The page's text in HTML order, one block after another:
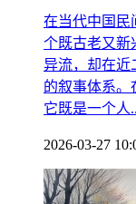
在当代中国民
个既古老又新
异流，却在近
的叙事体系
它既是一个人
2026-03-27